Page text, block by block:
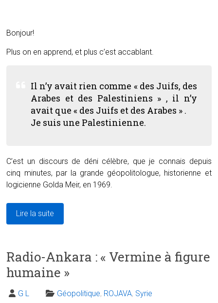
Bonjour!
Plus on en apprend, et plus c’est accablant.
Il n’y avait rien comme « des Juifs, des
Arabes et des Palestiniens » , il n’y
avait que« des Juifs et des Arabes » .
Je suis une Palestinienne.
C’est un discours de déni célèbre, que je connais depuis
cinq minutes, par la grande géopolitologue, historienne et
logicienne Golda Meir, en 1969.
Lire la suite
Radio-Ankara : « Vermine à figure
humaine »
G L Géopolitique, ROJAVA, Syrie